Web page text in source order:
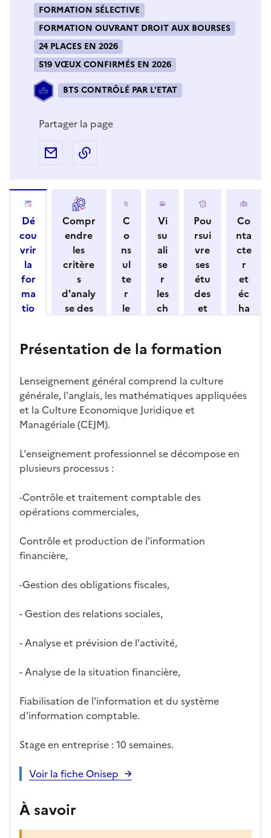
FORMATION SÉLECTIVE
FORMATION OUVRANT DROIT AUX BOURSES
24 PLACES EN 2026
519 VŒUX CONFIRMÉS EN 2026
BTS CONTRÔLÉ PAR L'ETAT
Partager la page
Partager par e-mail
Dé
cou
vrir
la
for
ma
tio
ses
act
éris
tiq
ues
Compr
endre
les
critère
s
d'analy
se des
par
ssemen
t
C
o
ns
ul
te
r
le
o
ali
té
s
c
di
d
ur
Vi
su
ali
se
r
les
ch
s
ac
cè
s à
rm
Pou
rsui
vre
ses
étu
des
et
re
dé
bo
uch
Co
nta
cte
r
et
éc
ha
abl
Présentation de la formation
Lenseignement général comprend la culture
générale, l'anglais, les mathématiques appliquées
et la Culture Economique Juridique et
Managériale (CEJM).
L'enseignement professionnel se décompose en
plusieurs processus :
-Contrôle et traitement comptable des
opérations commerciales,
Contrôle et production de l'information
financière,
-Gestion des obligations fiscales,
- Gestion des relations sociales,
- Analyse et prévision de l'activité,
- Analyse de la situation financière,
Fiabilisation de l'information et du système
d'information comptable.
Stage en entreprise : 10 semaines.
Voir la fiche Onisep
À savoir